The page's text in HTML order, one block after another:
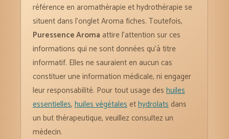
référence en aromathérapie et hydrothérapie se
situent dans l’onglet Aroma fiches. Toutefois,
Puressence Aroma attire l’attention sur ces
informations qui ne sont données qu’à titre
informatif. Elles ne sauraient en aucun cas
constituer une information médicale, ni engager
leur responsabilité. Pour tout usage deshuiles
essentielles,huiles végétales ethydrolats dans
un but thérapeutique, veuillez consultez un
médecin.